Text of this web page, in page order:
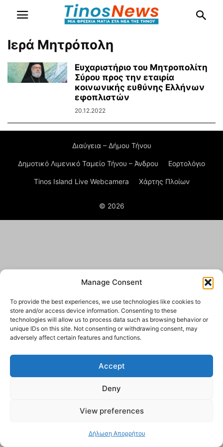
Manage Consent
To provide the best experiences, we use technologies like cookies to
store and/or access device information. Consenting to these
technologies will allow us to process data such as browsing behavior or
unique IDs on this site. Not consenting or withdrawing consent, may
adversely affect certain features and functions.
Accept
Deny
View preferences
Δήλωση Απορρήτου
Ιερά Μητρόπολη
Ευχαριστήριο του Μητροπολίτη
Σύρου προς την εταιρία
κοινωνικής ευθύνης Ελλήνων
εφοπλιστών
20.12.2022
Διαύγεια – Δήμου Τήνου
Δημοτικό Λιμενικό Ταμείο Τήνου – Άνδρου Εορτολόγιο
Tinos Island Live Webcamera Χάρτης Πλοίων
© 2026